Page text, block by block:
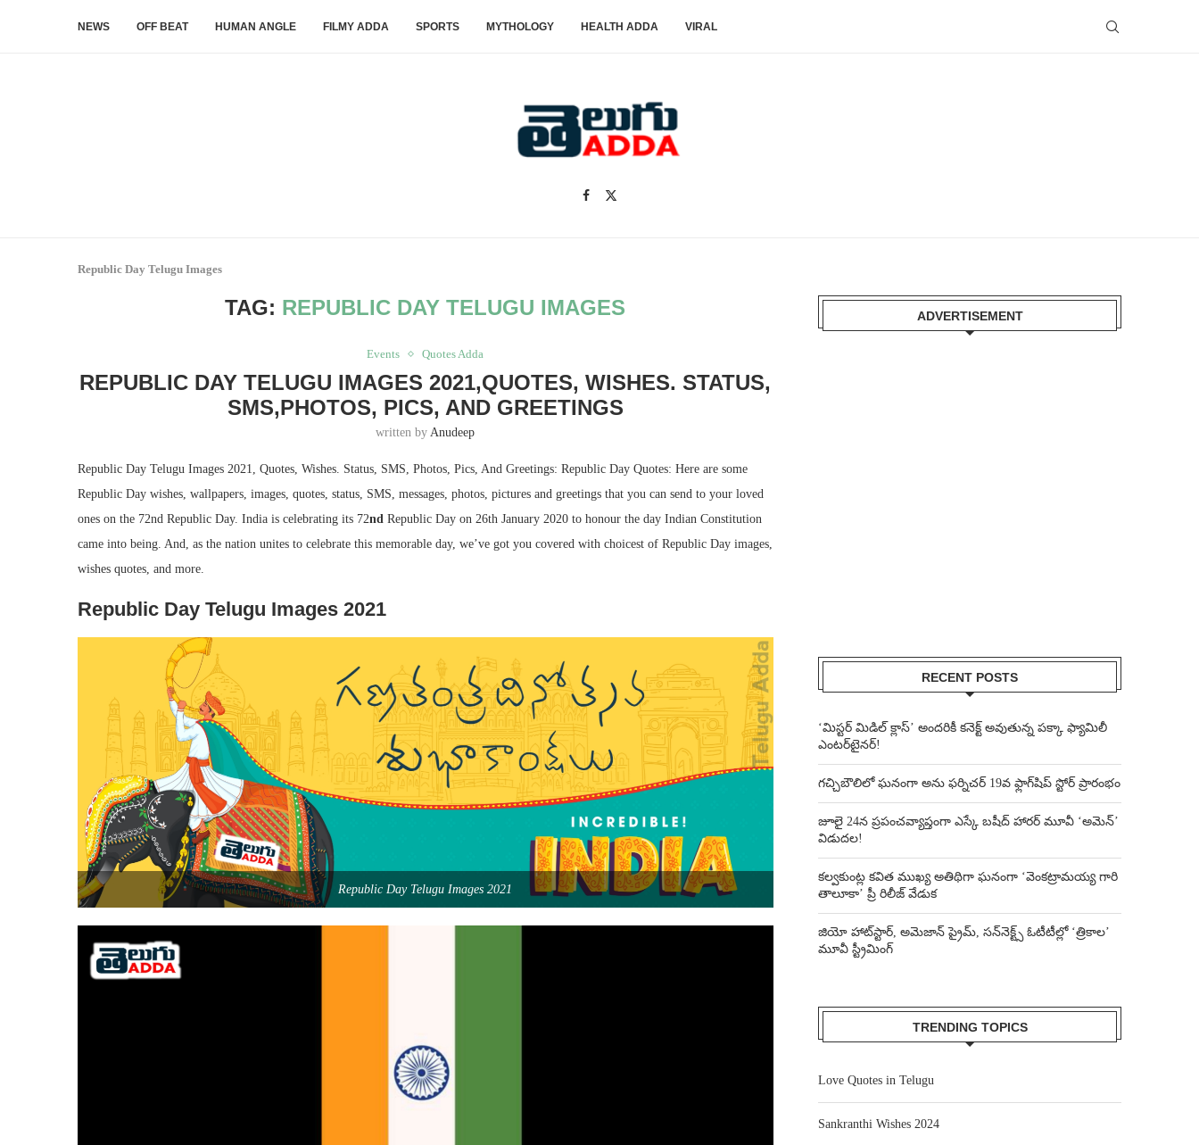
NEWS OFF BEAT HUMAN ANGLE FILMY ADDA SPORTS MYTHOLOGY HEALTH ADDA VIRAL
Republic Day Telugu Images
TAG: REPUBLIC DAY TELUGU IMAGES
Events Quotes Adda
REPUBLIC DAY TELUGU IMAGES 2021,QUOTES, WISHES. STATUS,
SMS,PHOTOS, PICS, AND GREETINGS
written byAnudeep
Republic Day Telugu Images 2021, Quotes, Wishes. Status, SMS, Photos, Pics, And Greetings: Republic Day Quotes: Here are some
Republic Day wishes, wallpapers, images, quotes, status, SMS, messages, photos, pictures and greetings that you can send to your loved
ones on the 72nd Republic Day. India is celebrating its 72nd Republic Day on 26th January 2020 to honour the day Indian Constitution
came into being. And, as the nation unites to celebrate this memorable day, we’ve got you covered with choicest of Republic Day images,
wishes quotes, and more.
Republic Day Telugu Images 2021
Republic Day Telugu Images 2021
ADVERTISEMENT
RECENT POSTS
‘మిస్టర్ మిడిల్ క్లాస్’ అందరికీ కనెక్ట్ అవుతున్న పక్కా ఫ్యామిలీ
ఎంటర్‌టైనర్!
గచ్చిబౌలిలో ఘనంగా అను ఫర్నిచర్ 19వ ఫ్లాగ్‌షిప్ స్టోర్ ప్రారంభం
జూలై 24న ప్రపంచవ్యాప్తంగా ఎస్కే బషీద్‌ హారర్ మూవీ ‘అమెన్’
విడుదల!
కల్వకుంట్ల కవిత ముఖ్య అతిథిగా ఘనంగా ‘వెంకట్రామయ్య గారి
తాలూకా’ ప్రీ రిలీజ్ వేడుక
జియో హాట్‌స్టార్, అమెజాన్ ప్రైమ్, సన్‌నెక్ట్స్ ఓటీటీల్లో ‘త్రికాల’
మూవీ స్ట్రీమింగ్
TRENDING TOPICS
Love Quotes in Telugu
Sankranthi Wishes 2024